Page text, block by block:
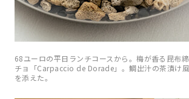
68ユーロの平日ランチコースから。梅が香る昆布
チョ「Carpaccio de Dorade」。鯛出汁の茶漬け
を添えた。